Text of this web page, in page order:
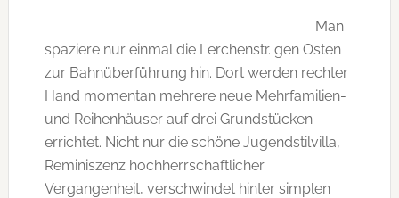
Man
spaziere nur einmal die Lerchenstr. gen Osten
zur Bahnüberführung hin. Dort werden rechter
Hand momentan mehrere neue Mehrfamilien-
und Reihenhäuser auf drei Grundstücken
errichtet. Nicht nur die schöne Jugendstilvilla,
Reminiszenz hochherrschaftlicher
Vergangenheit, verschwindet hinter simplen